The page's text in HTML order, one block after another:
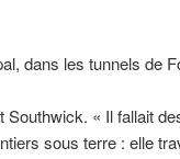
dans les tunnels de
Southwick. « Il fallait
sous terre : elle